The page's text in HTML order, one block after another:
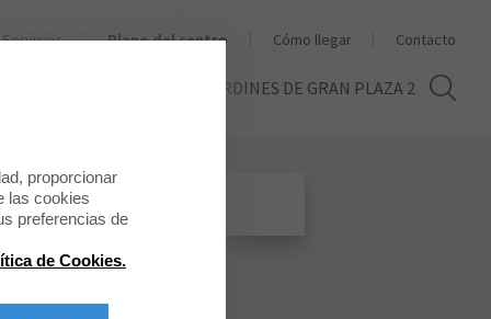
LOS JARDINES DE GRAN PLAZA 2
Servicios Plano del centro Cómo llegar Contacto
proporcionar
las cookies
preferencias de
de Cookies.